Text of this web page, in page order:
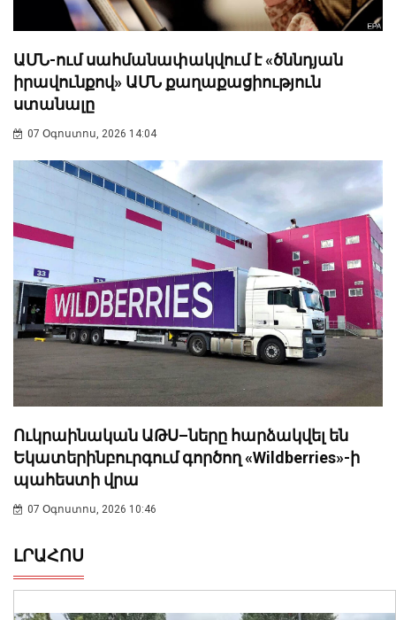
ԱՄՆ-ում սահմանափակվում է «ծննդյան
իրավունքով» ԱՄՆ քաղաքացիություն
ստանալը
07 Օգոստոս, 2026 14:04
Ուկրաինական ԱԹՍ–ները հարձակվել են
Եկատերինբուրգում գործող «Wildberries»-ի
պահեստի վրա
07 Օգոստոս, 2026 10:46
ԼՐԱՀՈՍ